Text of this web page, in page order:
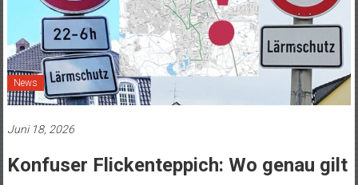
News
Juni 18, 2026
Konfuser Flickenteppich: Wo genau gilt